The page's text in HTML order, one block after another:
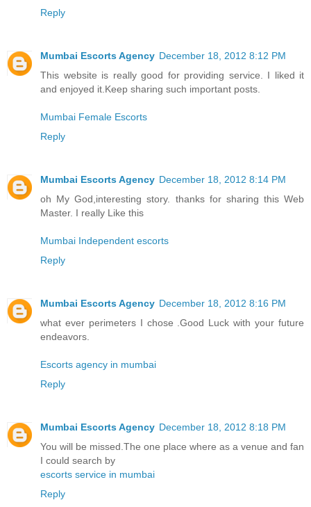
Reply
Mumbai Escorts Agency December 18, 2012 8:12 PM
This website is really good for providing service. I liked it
and enjoyed it.Keep sharing such important posts.
Mumbai Female Escorts
Reply
Mumbai Escorts Agency December 18, 2012 8:14 PM
oh My God,interesting story. thanks for sharing this Web
Master. I really Like this
Mumbai Independent escorts
Reply
Mumbai Escorts Agency December 18, 2012 8:16 PM
what ever perimeters I chose .Good Luck with your future
endeavors.
Escorts agency in mumbai
Reply
Mumbai Escorts Agency December 18, 2012 8:18 PM
You will be missed.The one place where as a venue and fan
I could search by
escorts service in mumbai
Reply